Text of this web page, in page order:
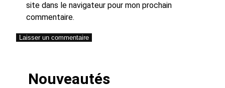
site dans le navigateur pour mon prochain
commentaire.
Nouveautés